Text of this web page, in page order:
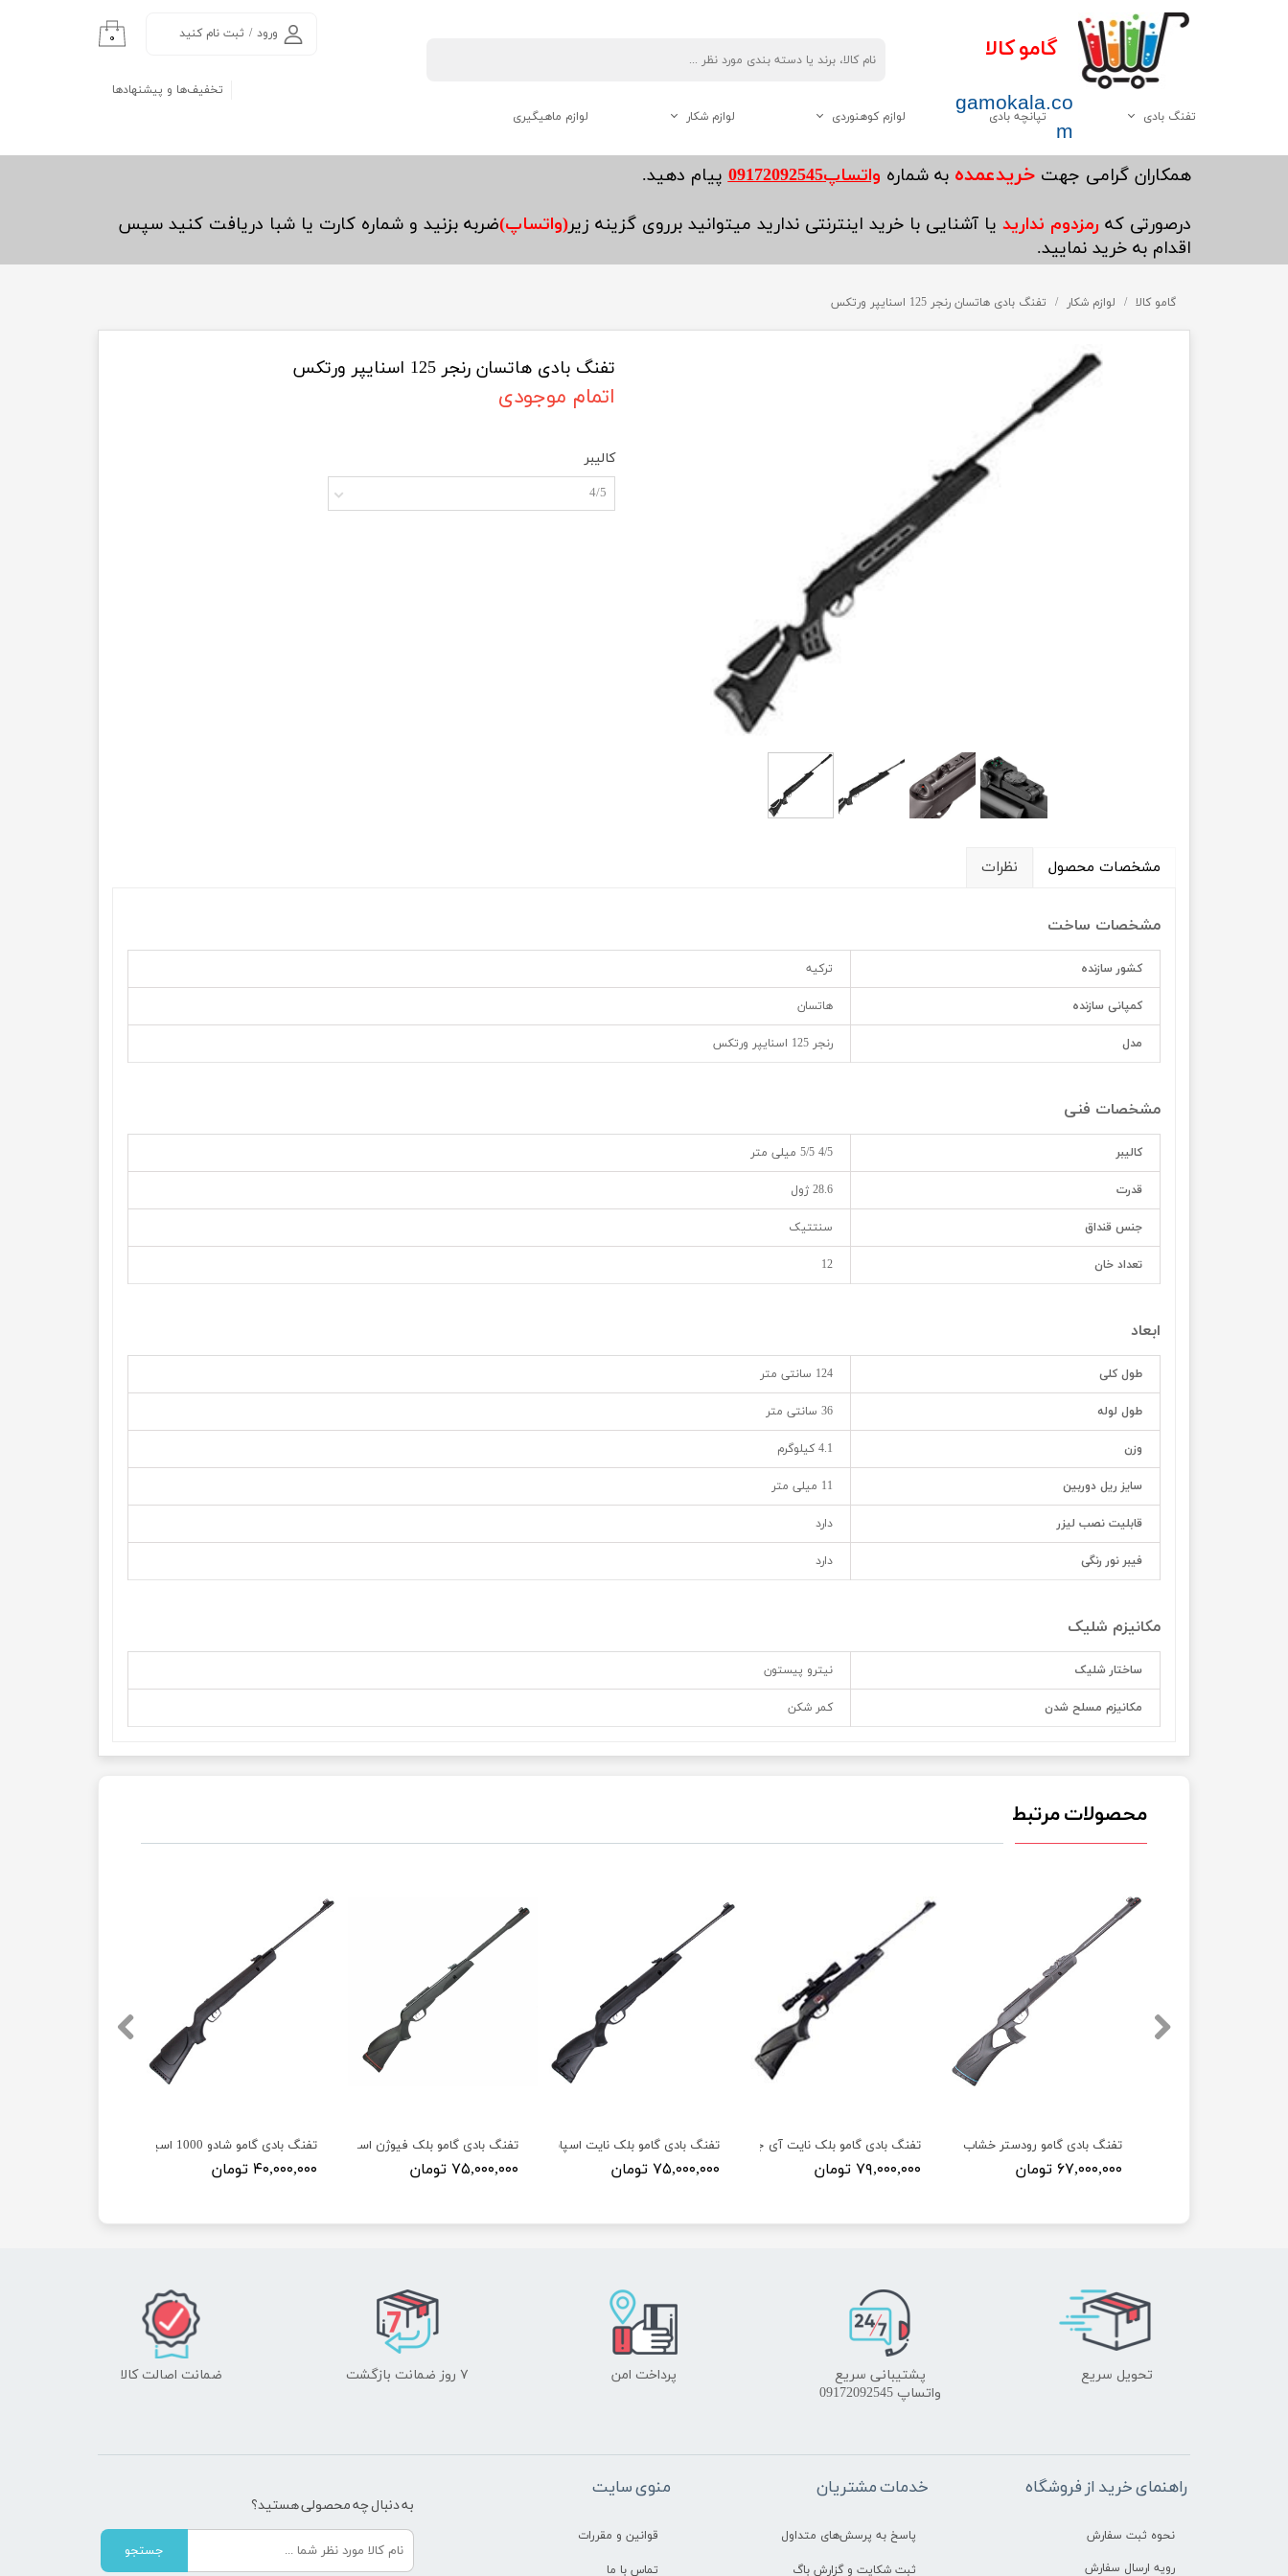
گامو کالا
gamokala.co
m
ورود / ثبت نام کنید
تغییر گذر واژه
۰
تفنگ بادی
همه موارد این دسته
وایرخ
تپانچه بادی لوازم کوهنوردی
چاقو تبر
کوله پشتی
کفش کوهنوردی
چادر
لوازم شکار
لوازم جانبی تفنگ
لوازم ماهیگیری
تخفیف‌ها و پیشنهادها
​همکاران گرامی جهتخریدعمده به شماره واتساپ09172092545 پیام دهید.
درصورتی که رمزدوم ندارید یا آشنایی با خرید اینترنتی ندارید میتوانید برروی گزینه زیر(واتساپ)ضربه بزنید و شماره کارت یا شبا دریافت کنید سپس
اقدام به خرید نمایید.
گامو کالا لوازم شکار تفنگ بادی هاتسان رنجر 125 اسنایپر ورتکس
تفنگ بادی هاتسان رنجر 125 اسنایپر ورتکس
اتمام موجودی
کالیبر
4/5
مشخصات محصول نظرات
مشخصات ساخت
کشور سازنده ترکیه
کمپانی سازنده هاتسان
مدل رنجر 125 اسنایپر ورتکس
مشخصات فنی
کالیبر 4/5 5/5 میلی متر
قدرت 28.6 ژول
جنس قنداق سنتتیک
تعداد خان 12
ابعاد
طول کلی 124 سانتی متر
طول لوله 36 سانتی متر
وزن 4.1 کیلوگرم
سایز ریل دوربین 11 میلی متر
قابلیت نصب لیزر دارد
فیبر نور رنگی دارد
مکانیزم شلیک
ساختار شلیک نیترو پیستون
مکانیزم مسلح شدن کمر شکن
محصولات مرتبط
تفنگ بادی گامو شادو 1000 اسپانیا آکبند
۴۰,۰۰۰,۰۰۰ تومان
تفنگ بادی گامو بلک فیوژن اسپانیا آکبند
۷۵,۰۰۰,۰۰۰ تومان
تفنگ بادی گامو بلک نایت اسپانیا آکبند
۷۵,۰۰۰,۰۰۰ تومان
تفنگ بادی گامو بلک نایت آی جی تی با دوربین
۷۹,۰۰۰,۰۰۰ تومان
تفنگ بادی گامو رودستر خشاب خور آی جی تی 10 ایکس جن 2 اسپانیا آکبند
۶۷,۰۰۰,۰۰۰ تومان
گامو ویسپر ایکس اسپانیا آکبند
تحویل سریع
پشتیبانی سریع
واتساپ 09172092545
پرداخت امن ۷ روز ضمانت بازگشت ضمانت اصالت کالا
راهنمای خرید از فروشگاه
نحوه ثبت سفارش
رویه ارسال سفارش
خدمات مشتریان
پاسخ به پرسش‌های متداول
ثبت شکایت و گزارش باگ
منوی سایت
قوانین و مقررات
تماس با ما
به دنبال چه محصولی هستید؟
جستجو